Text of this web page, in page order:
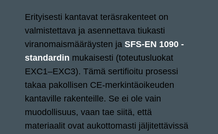
Erityisesti kantavat teräsrakenteet on
valmistettava ja asennettava tiukasti
viranomaismääräysten ja SFS-EN 1090 -
standardin mukaisesti (toteutusluokat
EXC1–EXC3). Tämä sertifioitu prosessi
takaa pakollisen CE-merkintäoikeuden
kantaville rakenteille. Se ei ole vain
muodollisuus, vaan tae siitä, että
materiaalit ovat aukottomasti jäljitettävissä